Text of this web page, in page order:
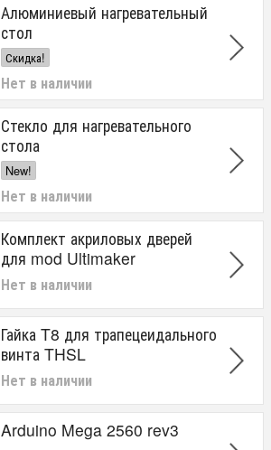
Алюминиевый нагревательный
стол
Скидка!
Нет в наличии
Стекло для нагревательного
стола
New!
Нет в наличии
Комплект акриловых дверей
для mod Ultimaker
Нет в наличии
Гайка T8 для трапецеидального
винта THSL
Нет в наличии
Arduino Mega 2560 rev3